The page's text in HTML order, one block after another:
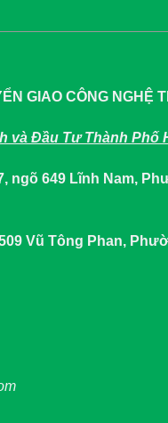
GIAO CÔNG NGHỆ
và Đầu Tư Thành Phố
ngõ 649 Lĩnh Nam,
Vũ Tông Phan,